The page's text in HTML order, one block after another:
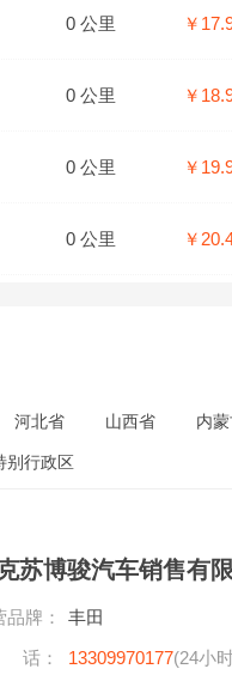
0 公里 ￥
0 公里 ￥
0 公里 ￥
0 公里 ￥
河北省 山西省 内
别行政区
苏博骏汽车销售有
品牌：
丰田
：
13309970177(24小